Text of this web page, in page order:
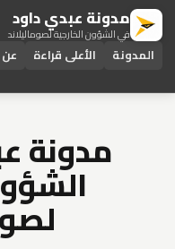
مدونة عبدي داود
في الشؤون الخارجية لصوماليلاند
المدونة الأعلى قراءة عن
مدونة